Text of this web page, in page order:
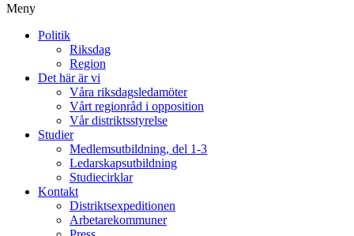
Meny
Politik
Riksdag
Region
Det här är vi
Våra riksdagsledamöter
Vårt regionråd i opposition
Vår distriktsstyrelse
Studier
Medlemsutbildning, del 1-3
Ledarskapsutbildning
Studiecirklar
Kontakt
Distriktsexpeditionen
Arbetarekommuner